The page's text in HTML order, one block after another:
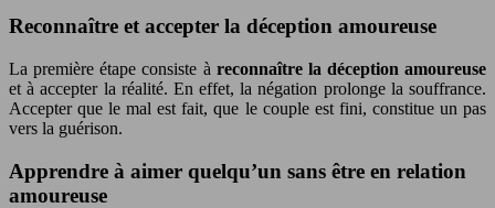
Reconnaître et accepter la déception amoureuse
La première étape consiste à reconnaître la déception amoureuse
et à accepter la réalité. En effet, la négation prolonge la souffrance.
Accepter que le mal est fait, que le couple est fini, constitue un pas
vers la guérison.
Apprendre à aimer quelqu’un sans être en relation
amoureuse